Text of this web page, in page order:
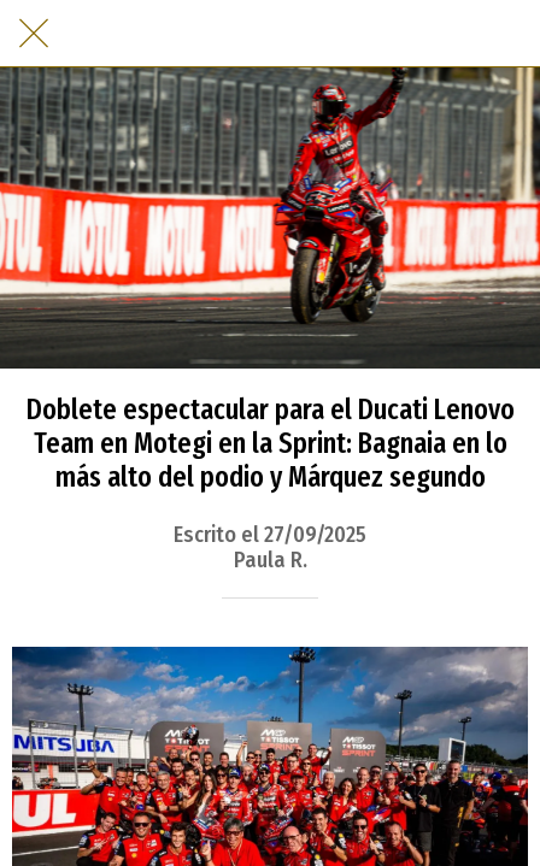
Doblete espectacular para el Ducati Lenovo
Team en Motegi en la Sprint: Bagnaia en lo
más alto del podio y Márquez segundo
Escrito el 27/09/2025
Paula R.